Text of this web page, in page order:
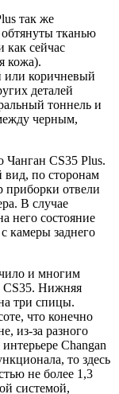
так же
обтянуты тканью
как сейчас
кожа).
или коричневый
деталей
тоннель и
черным,
Чанган CS35 Plus.
вид, по сторонам
приборки отвели
В случае
него состояние
камеры заднего
и многим
CS35. Нижняя
три спицы.
что конечно
из-за разного
Changan
то здесь
не более 1,3
системой,